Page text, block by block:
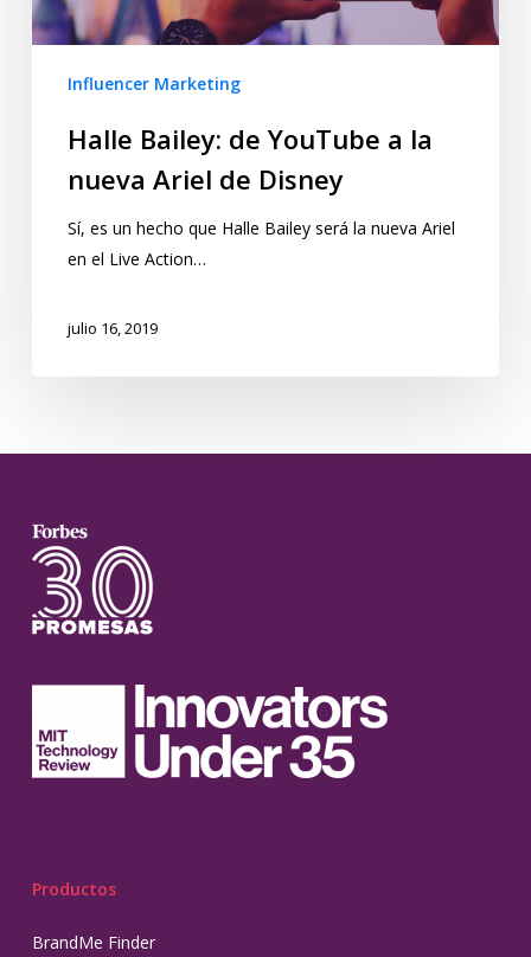
Influencer Marketing
Halle Bailey: de YouTube a la
nueva Ariel de Disney
Sí, es un hecho que Halle Bailey será la nueva Ariel
en el Live Action…
julio 16, 2019
Productos
BrandMe Finder